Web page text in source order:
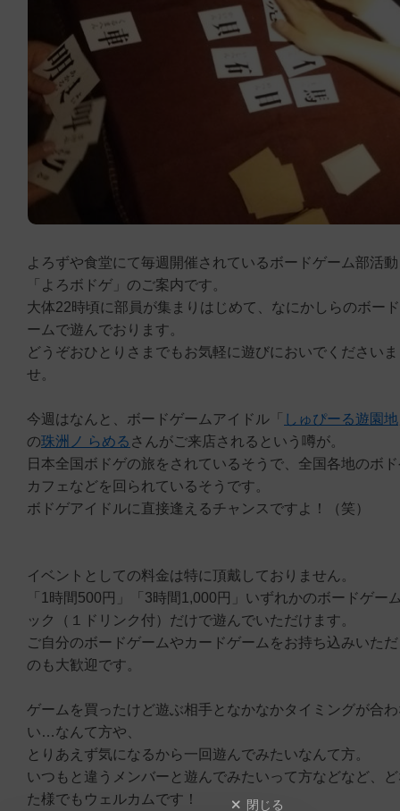
よろずや食堂にて毎週開催されているボードゲーム部活動
「よろボドゲ」のご案内です。
大体22時頃に部員が集まりはじめて、なにかしらのボー
ームで遊んでおります。
どうぞおひとりさまでもお気軽に遊びにおいでくださいま
せ。
今週はなんと、ボードゲームアイドル「 しゅぴーる遊園地
の珠洲ノ らめる さんがご来店されるという噂が。
日本全国ボドゲの旅をされているそうで、全国各地のボ
カフェなどを回られているそうです。
ボドゲアイドルに直接逢えるチャンスですよ！（笑）
イベントとしての料金は特に頂戴しておりません。
「1時間500円」「3時間1,000円」いずれかのボードゲー
ック（１ドリンク付）だけで遊んでいただけます。
ご自分のボードゲームやカードゲームをお持ち込みいた
のも大歓迎です。
ゲームを買ったけど遊ぶ相手となかなかタイミングが合
い…なんて方や、
とりあえず気になるから一回遊んでみたいなんて方。
いつもと違うメンバーと遊んでみたいって方などなど、
た様でもウェルカムです！
閉じる